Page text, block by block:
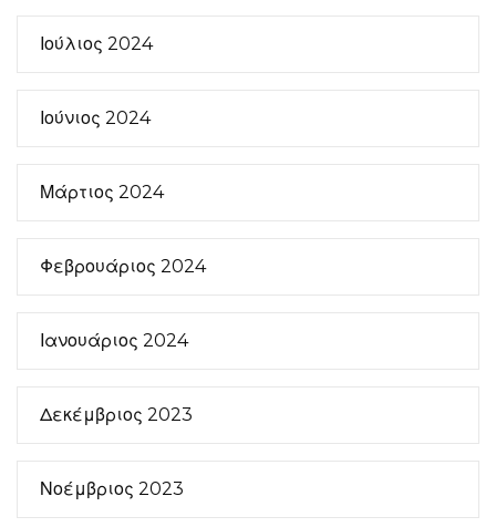
Ιούλιος 2024
Ιούνιος 2024
Μάρτιος 2024
Φεβρουάριος 2024
Ιανουάριος 2024
Δεκέμβριος 2023
Νοέμβριος 2023